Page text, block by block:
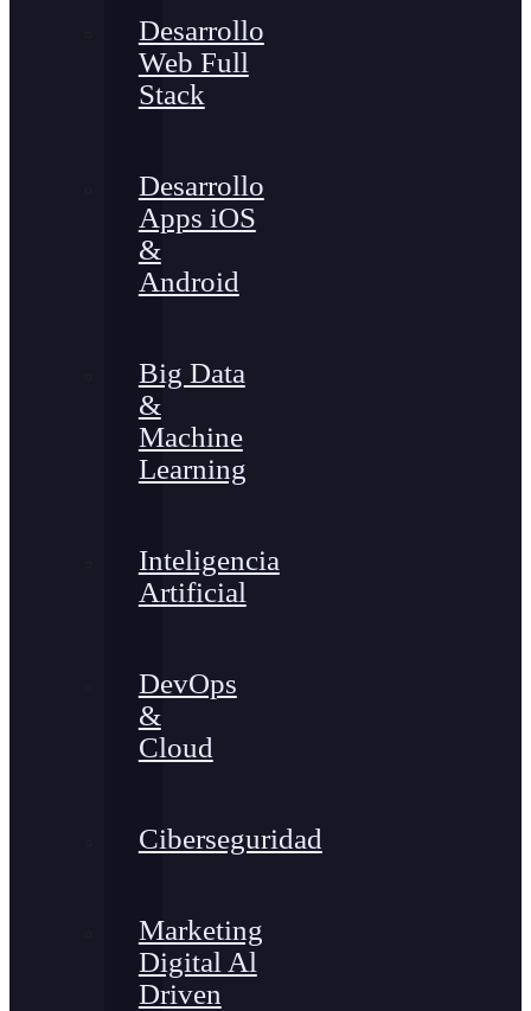
Desarrollo
Web Full
Stack
Desarrollo
Apps iOS
&
Android
Big Data
&
Machine
Learning
Inteligencia
Artificial
DevOps
&
Cloud
Ciberseguridad
Marketing
Digital Al
Driven